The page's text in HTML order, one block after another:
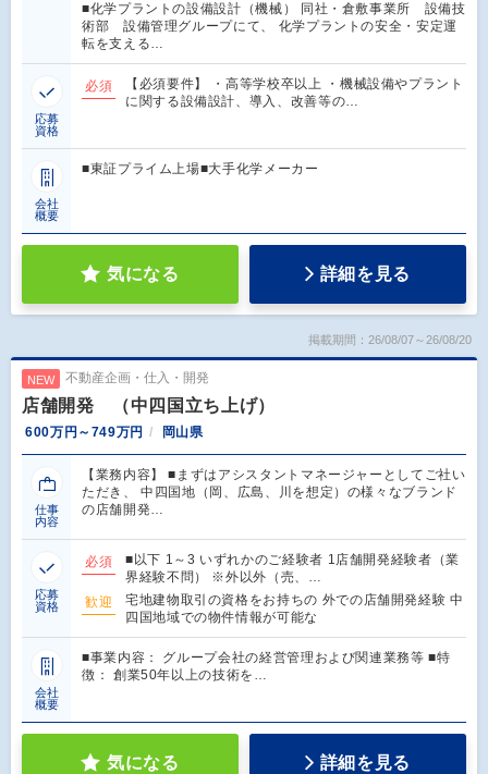
■化学プラントの設備設計（機械） 同社・倉敷事業所 設備技
術部 設備管理グループにて、 化学プラントの安全・安定運
転を支える…
応募
資格
必須
【必須要件】 ・高等学校卒以上 ・機械設備やプラント
に関する設備設計、導入、改善等の…
会社
概要
■東証プライム上場■大手化学メーカー
気になる 詳細を見る
掲載期間：26/08/07～26/08/20
NEW 不動産企画・仕入・開発
店舗開発 （中四国立ち上げ）
600万円～749万円 岡山県
仕事
内容
【業務内容】 ■まずはアシスタントマネージャーとしてご社い
ただき、 中四国地（岡、広島、川を想定）の様々なブランド
の店舗開発…
応募
資格
必須
■以下 1～3 いずれかのご経験者 1店舗開発経験者（業
界経験不問） ※外以外（売、…
歓迎
宅地建物取引の資格をお持ちの 外での店舗開発経験 中
四国地域での物件情報が可能な
会社
概要
■事業内容： グループ会社の経営管理および関連業務等 ■特
徴： 創業50年以上の技術を…
気になる 詳細を見る